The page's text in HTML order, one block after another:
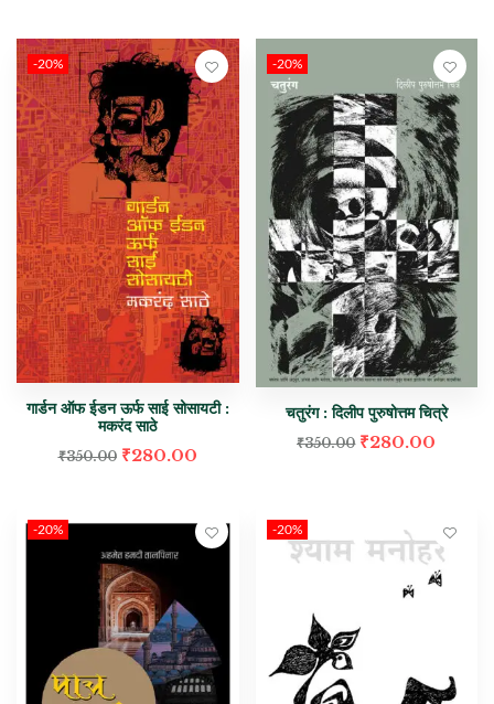
-20%
गार्डन ऑफ ईडन ऊर्फ साई सोसायटी :
मकरंद साठे
₹350.00 ₹280.00
-20%
चतुरंग : दिलीप पुरुषोत्तम चित्रे
₹350.00 ₹280.00
-20% -20%